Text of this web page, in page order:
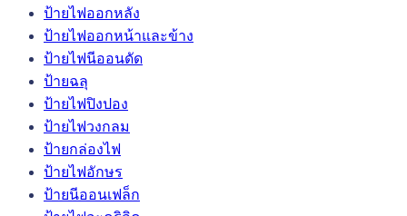
ป้ายไฟออกหลัง
ป้ายไฟออกหน้าและข้าง
ป้ายไฟนีออนดัด
ป้ายฉลุ
ป้ายไฟปิงปอง
ป้ายไฟวงกลม
ป้ายกล่องไฟ
ป้ายไฟอักษร
ป้ายนีออนเฟล็ก